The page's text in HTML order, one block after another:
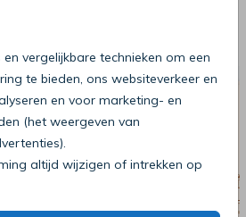
vergelijkbare technieken om een
te bieden, ons websiteverkeer en
en voor marketing- en
(het weergeven van
altijd wijzigen of intrekken op
zijn wellicht ook iets